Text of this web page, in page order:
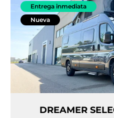
Entrega inmediata
Nueva
DREAMER